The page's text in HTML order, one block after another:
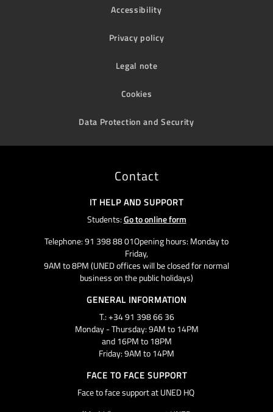
Accessibility
Privacy policy
Legal note
Cookies
Data Protection and Security
Contact
IT HELP AND SUPPORT
Students:Go to online form
Telephone: 91 398 88 01Opening hours: Monday to
Friday,
9AM to 8PM (UNED offices will be closed for normal
business on the public holidays)
GENERAL INFORMATION
T.: +34 91 398 66 36
Monday - Thursday: 9AM to 14PM
and 16PM to 18PM
Friday: 9AM to 14PM
FACE TO FACE SUPPORT
Face to face support at UNED HQ